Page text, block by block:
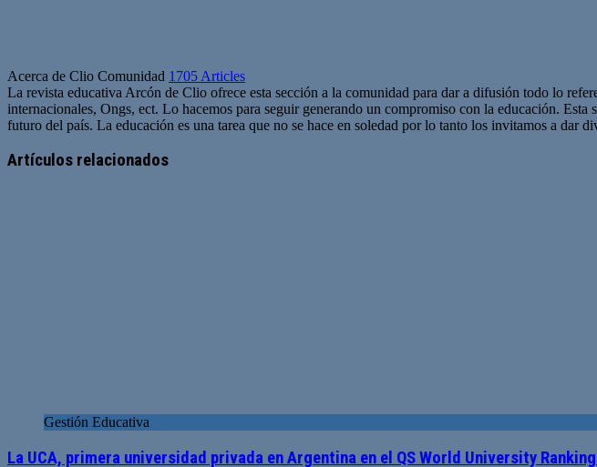
Acerca de Clio Comunidad 1705 Articles
La revista educativa Arcón de Clio ofrece esta sección a la comunidad para dar a difusión todo lo
internacionales, Ongs, ect. Lo hacemos para seguir generando un compromiso con la educación.
futuro del país. La educación es una tarea que no se hace en soledad por lo tanto los invitamos a dar
web
Artículos relacionados
Gestión Educativa
La UCA, primera universidad privada en Argentina en el QS World University